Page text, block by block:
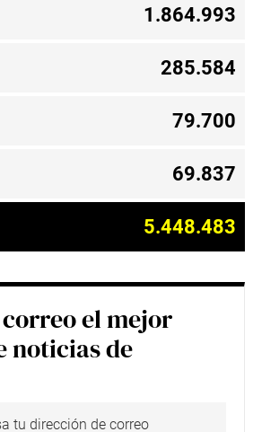
1.864.993
285.584
79.700
69.837
5.448.483
el mejor
noticias de